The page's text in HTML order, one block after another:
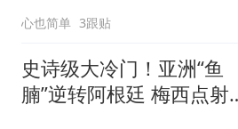
心也简单 3跟贴
史诗级大冷门！亚洲“鱼
腩”逆转阿根廷 梅西点射